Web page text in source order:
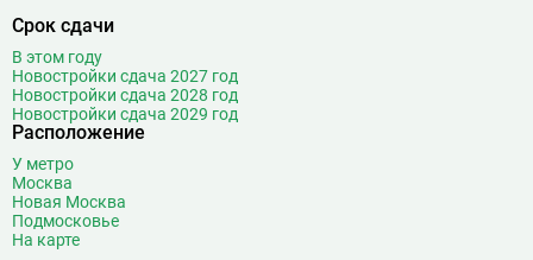
Срок сдачи
В этом году
Новостройки сдача 2027 год
Новостройки сдача 2028 год
Новостройки сдача 2029 год
Расположение
У метро
Москва
Новая Москва
Подмосковье
На карте